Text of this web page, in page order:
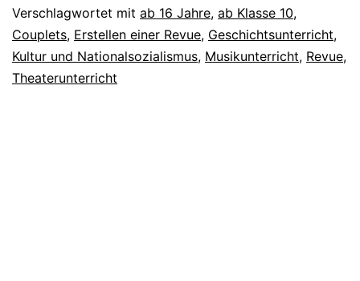
–
Die
Gebrüder
Verschlagwortet mit ab 16 Jahre, ab Klasse 10,
Couplets, Erstellen einer Revue, Geschichtsunterricht,
Kultur und Nationalsozialismus, Musikunterricht, Revue,
Theaterunterricht